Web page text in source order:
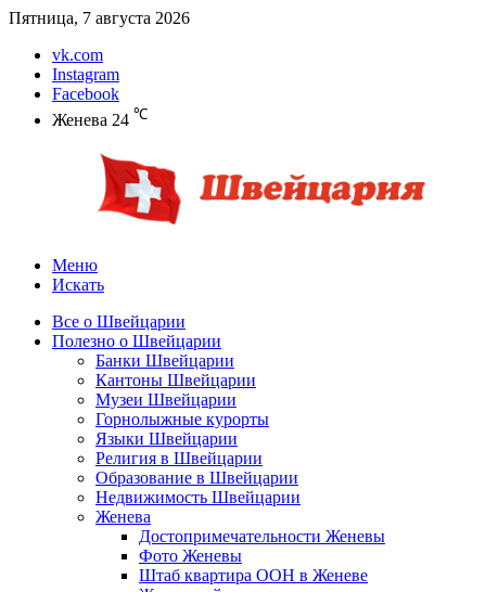
Пятница, 7 августа 2026
vk.com
Instagram
Facebook
Женева 24 ℃
Меню
Искать
Все о Швейцарии
Полезно о Швейцарии
Банки Швейцарии
Кантоны Швейцарии
Музеи Швейцарии
Горнолыжные курорты
Языки Швейцарии
Религия в Швейцарии
Образование в Швейцарии
Недвижимость Швейцарии
Женева
Достопримечательности Женевы
Фото Женевы
Штаб квартира ООН в Женеве